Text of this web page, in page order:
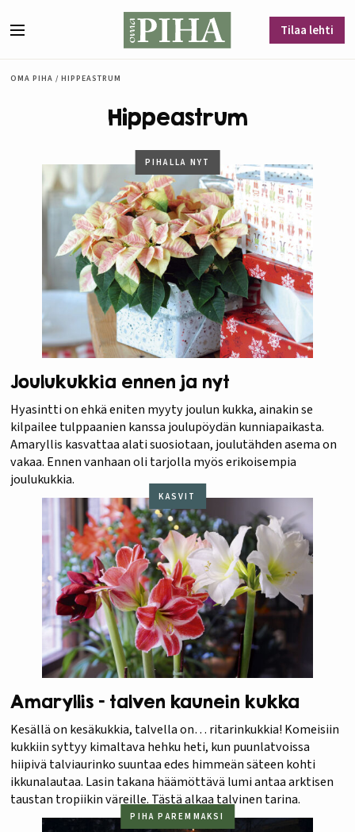
Tilaa lehti
OMA PIHA / HIPPEASTRUM
Hippeastrum
PIHALLA NYT
Joulukukkia ennen ja nyt
Hyasintti on ehkä eniten myyty joulun kukka, ainakin se
kilpailee tulppaanien kanssa joulupöydän kunniapaikasta.
Amaryllis kasvattaa alati suosiotaan, joulutähden asema on
vakaa. Ennen vanhaan oli tarjolla myös erikoisempia
joulukukkia.
KASVIT
Amaryllis – talven kaunein kukka
Kesällä on kesäkukkia, talvella on… ritarinkukkia! Komeisiin
kukkiin syttyy kimaltava hehku heti, kun puunlatvoissa
hiipivä talviaurinko suuntaa edes himmeän säteen kohti
ikkunalautaa. Lasin takana häämöttävä lumi antaa arktisen
taustan tropiikin väreille. Tästä alkaa talvinen tarina.
PIHA PAREMMAKSI